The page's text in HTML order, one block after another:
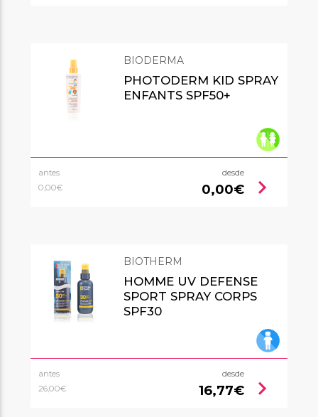
BIODERMA
PHOTODERM KID SPRAY
ENFANTS SPF50+
antes
0,00€
desde
0,00€ chevron_right
BIOTHERM
HOMME UV DEFENSE
SPORT SPRAY CORPS
SPF30
antes
26,00€
desde
16,77€ chevron_right